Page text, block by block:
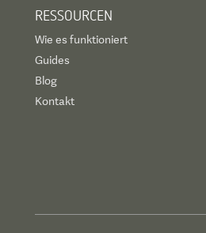
RESSOURCEN
Wie es funktioniert
Guides
Blog
Kontakt